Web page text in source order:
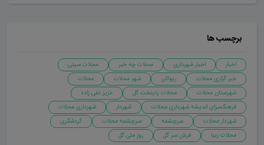
برچسب ها
اخبار اخبار شهرداری محلات چه خبر
محلات سیتی
خبر گزاری محلات
ریوکان شهر محلات
محلات
شهرستان محلات
محلات پایتخت گل
عزیز تقی زاده
فرهنگسرای اندیشه شهرداری محلات
شهردار
شهرداری محلات
شهردار محلات
سرچشمه سرچشمه محلات
گردشگری
محلات زیبا
فرش سر گل روز ملی گل